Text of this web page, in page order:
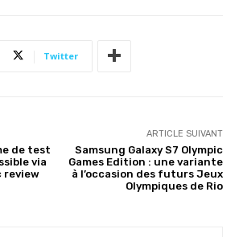
Twitter
de test
via
review
ARTICLE SUIVANT
Samsung Galaxy S7 Olympic
Games Edition : une variante
à l’occasion des futurs Jeux
Olympiques de Rio